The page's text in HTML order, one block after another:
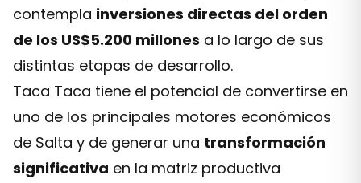
contempla inversiones directas del orden
de los US$5.200 millones a lo largo de sus
distintas etapas de desarrollo.
Taca Taca tiene el potencial de convertirse en
uno de los principales motores económicos
de Salta y de generar una transformación
significativa en la matriz productiva